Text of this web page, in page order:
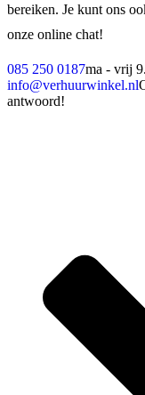
bereiken. Je kunt ons
onze online chat!
085 250 0187ma - vrij
info@verhuurwinkel.nl
antwoord!